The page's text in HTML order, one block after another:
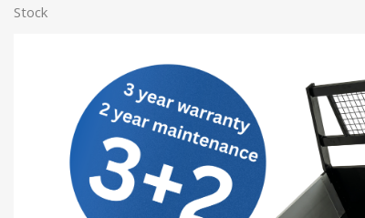
Stock